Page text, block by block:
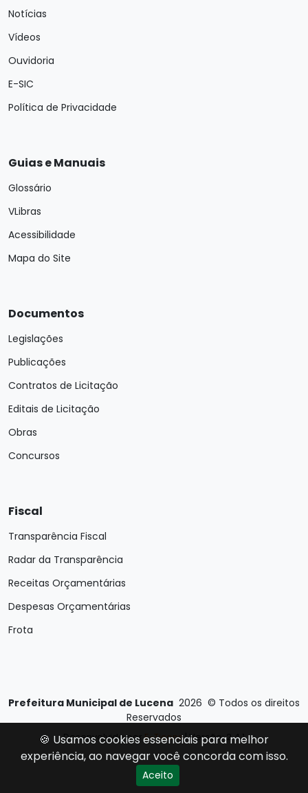
Notícias
Vídeos
Ouvidoria
E-SIC
Política de Privacidade
Guias e Manuais
Glossário
VLibras
Acessibilidade
Mapa do Site
Documentos
Legislações
Publicações
Contratos de Licitação
Editais de Licitação
Obras
Concursos
Fiscal
Transparência Fiscal
Radar da Transparência
Receitas Orçamentárias
Despesas Orçamentárias
Frota
Prefeitura Municipal de Lucena 2026 © Todos os direitos
Reservados
Desenvolvido porE-Ticons| Versão: 2.4.1
🍪 Usamos cookies essenciais para melhor
experiência, ao navegar você concorda com isso.
Aceito